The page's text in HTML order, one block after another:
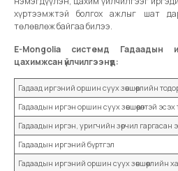
хүртээмжтэй болгох ажлыг шат
төлөвлөж байгаа билээ.
E-Mongolia системд Гадаадын
цахимжсан үйлчилгээнүүд:
Гадаад иргэний оршин суух зөвшөөрлийн
Гадаадын иргэн оршин суух зөвшөөрөлтэй
Гадаадын иргэн, уригчийн зөрчил гаргасан
Гадаадын иргэний бүртгэл
Гадаадын иргэний оршин суух зөвшөөрлийн